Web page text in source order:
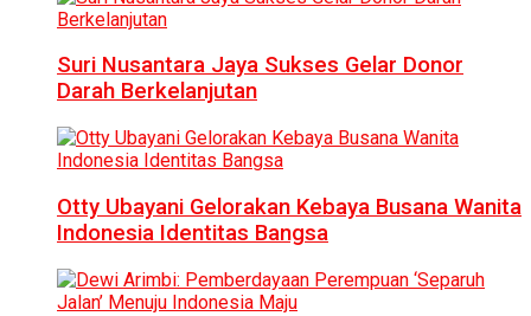
Suri Nusantara Jaya Sukses Gelar Donor
Darah Berkelanjutan
Otty Ubayani Gelorakan Kebaya Busana Wanita
Indonesia Identitas Bangsa